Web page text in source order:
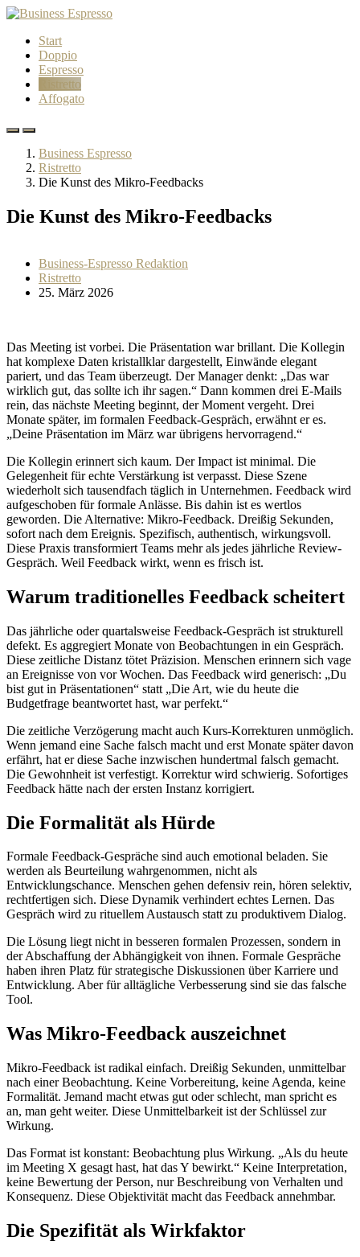
Start
Doppio
Espresso
Ristretto
Affogato
Business Espresso
Ristretto
Die Kunst des Mikro-Feedbacks
Die Kunst des Mikro-Feedbacks
Business-Espresso Redaktion
Ristretto
25. März 2026
Das Meeting ist vorbei. Die Präsentation war brillant. Die Kollegin
hat komplexe Daten kristallklar dargestellt, Einwände elegant
pariert, und das Team überzeugt. Der Manager denkt: „Das war
wirklich gut, das sollte ich ihr sagen.“ Dann kommen drei E-Mails
rein, das nächste Meeting beginnt, der Moment vergeht. Drei
Monate später, im formalen Feedback-Gespräch, erwähnt er es.
„Deine Präsentation im März war übrigens hervorragend.“
Die Kollegin erinnert sich kaum. Der Impact ist minimal. Die
Gelegenheit für echte Verstärkung ist verpasst. Diese Szene
wiederholt sich tausendfach täglich in Unternehmen. Feedback wird
aufgeschoben für formale Anlässe. Bis dahin ist es wertlos
geworden. Die Alternative: Mikro-Feedback. Dreißig Sekunden,
sofort nach dem Ereignis. Spezifisch, authentisch, wirkungsvoll.
Diese Praxis transformiert Teams mehr als jedes jährliche Review-
Gespräch. Weil Feedback wirkt, wenn es frisch ist.
Warum traditionelles Feedback scheitert
Das jährliche oder quartalsweise Feedback-Gespräch ist strukturell
defekt. Es aggregiert Monate von Beobachtungen in ein Gespräch.
Diese zeitliche Distanz tötet Präzision. Menschen erinnern sich vage
an Ereignisse von vor Wochen. Das Feedback wird generisch: „Du
bist gut in Präsentationen“ statt „Die Art, wie du heute die
Budgetfrage beantwortet hast, war perfekt.“
Die zeitliche Verzögerung macht auch Kurs-Korrekturen unmöglich.
Wenn jemand eine Sache falsch macht und erst Monate später davon
erfährt, hat er diese Sache inzwischen hundertmal falsch gemacht.
Die Gewohnheit ist verfestigt. Korrektur wird schwierig. Sofortiges
Feedback hätte nach der ersten Instanz korrigiert.
Die Formalität als Hürde
Formale Feedback-Gespräche sind auch emotional beladen. Sie
werden als Beurteilung wahrgenommen, nicht als
Entwicklungschance. Menschen gehen defensiv rein, hören selektiv,
rechtfertigen sich. Diese Dynamik verhindert echtes Lernen. Das
Gespräch wird zu rituellem Austausch statt zu produktivem Dialog.
Die Lösung liegt nicht in besseren formalen Prozessen, sondern in
der Abschaffung der Abhängigkeit von ihnen. Formale Gespräche
haben ihren Platz für strategische Diskussionen über Karriere und
Entwicklung. Aber für alltägliche Verbesserung sind sie das falsche
Tool.
Was Mikro-Feedback auszeichnet
Mikro-Feedback ist radikal einfach. Dreißig Sekunden, unmittelbar
nach einer Beobachtung. Keine Vorbereitung, keine Agenda, keine
Formalität. Jemand macht etwas gut oder schlecht, man spricht es
an, man geht weiter. Diese Unmittelbarkeit ist der Schlüssel zur
Wirkung.
Das Format ist konstant: Beobachtung plus Wirkung. „Als du heute
im Meeting X gesagt hast, hat das Y bewirkt.“ Keine Interpretation,
keine Bewertung der Person, nur Beschreibung von Verhalten und
Konsequenz. Diese Objektivität macht das Feedback annehmbar.
Die Spezifität als Wirkfaktor